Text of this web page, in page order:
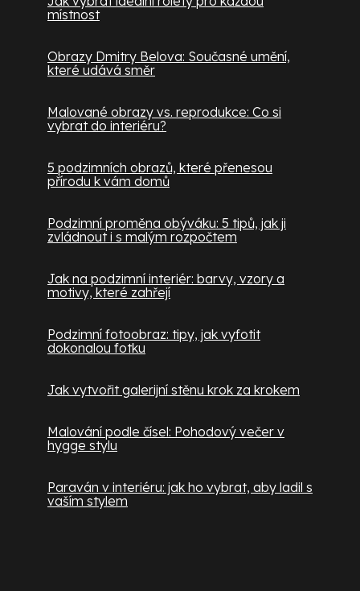
místnost
Obrazy Dmitry Belova: Současné umění,
které udává směr
Malované obrazy vs. reprodukce: Co si
vybrat do interiéru?
5 podzimních obrazů, které přenesou
přírodu k vám domů
Podzimní proměna obýváku: 5 tipů, jak ji
zvládnout i s malým rozpočtem
Jak na podzimní interiér: barvy, vzory a
motivy, které zahřejí
Podzimní fotoobraz: tipy, jak vyfotit
dokonalou fotku
Jak vytvořit galerijní stěnu krok za krokem
Malování podle čísel: Pohodový večer v
hygge stylu
Paraván v interiéru: jak ho vybrat, aby ladil s
vaším stylem